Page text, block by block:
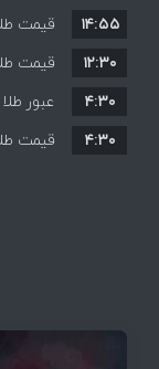
قیمت
۱۴:۵۵
قیمت
۱۲:۳۰
عبور
۴:۳۰
قیمت طلا
۴:۳۰